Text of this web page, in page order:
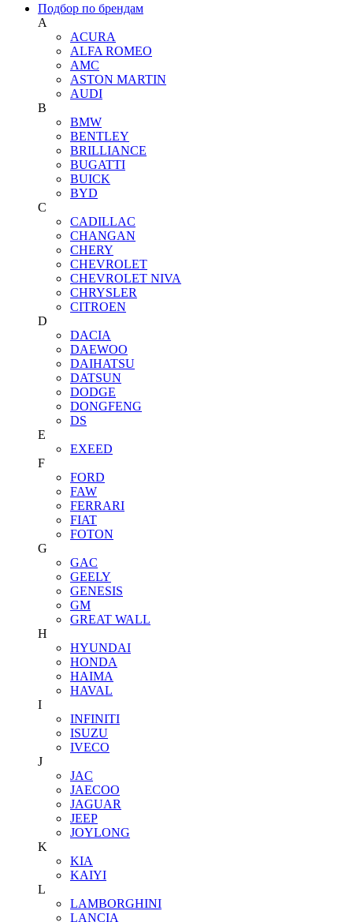
Подбор по брендам
A
ACURA
ALFA ROMEO
AMC
ASTON MARTIN
AUDI
B
BMW
BENTLEY
BRILLIANCE
BUGATTI
BUICK
BYD
C
CADILLAC
CHANGAN
CHERY
CHEVROLET
CHEVROLET NIVA
CHRYSLER
CITROEN
D
DACIA
DAEWOO
DAIHATSU
DATSUN
DODGE
DONGFENG
DS
E
EXEED
F
FORD
FAW
FERRARI
FIAT
FOTON
G
GAC
GEELY
GENESIS
GM
GREAT WALL
H
HYUNDAI
HONDA
HAIMA
HAVAL
I
INFINITI
ISUZU
IVECO
J
JAC
JAECOO
JAGUAR
JEEP
JOYLONG
K
KIA
KAIYI
L
LAMBORGHINI
LANCIA